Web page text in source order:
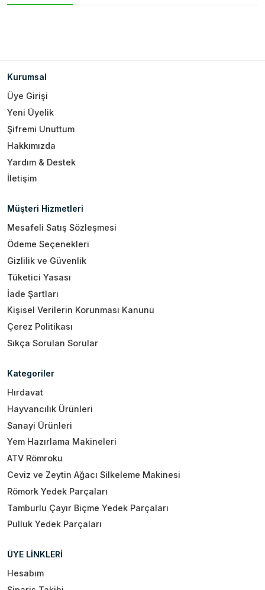
Kurumsal
Üye Girişi
Yeni Üyelik
Şifremi Unuttum
Hakkımızda
Yardım & Destek
İletişim
Müşteri Hizmetleri
Mesafeli Satış Sözleşmesi
Ödeme Seçenekleri
Gizlilik ve Güvenlik
Tüketici Yasası
İade Şartları
Kişisel Verilerin Korunması Kanunu
Çerez Politikası
Sıkça Sorulan Sorular
Kategoriler
Hırdavat
Hayvancılık Ürünleri
Sanayi Ürünleri
Yem Hazırlama Makineleri
ATV Römroku
Ceviz ve Zeytin Ağacı Silkeleme Makinesi
Römork Yedek Parçaları
Tamburlu Çayır Biçme Yedek Parçaları
Pulluk Yedek Parçaları
ÜYE LİNKLERİ
Hesabım